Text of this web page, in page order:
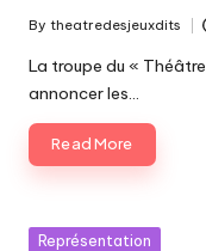
Posted
by
By theatredesjeuxdits
La troupe du «
annoncer les…
Read More
Posted
Représentation